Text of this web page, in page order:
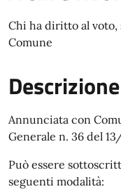
Chi ha diritto al
Comune
Descrizione
Annunciata con
Generale n. 36 del
Può essere
seguenti modalità: